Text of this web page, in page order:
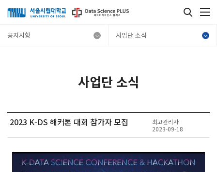
공지사항 사업단 소식
사업단 소식
2023 K-DS 해커톤 대회 참가자 모집
최고관리자
2023-09-18